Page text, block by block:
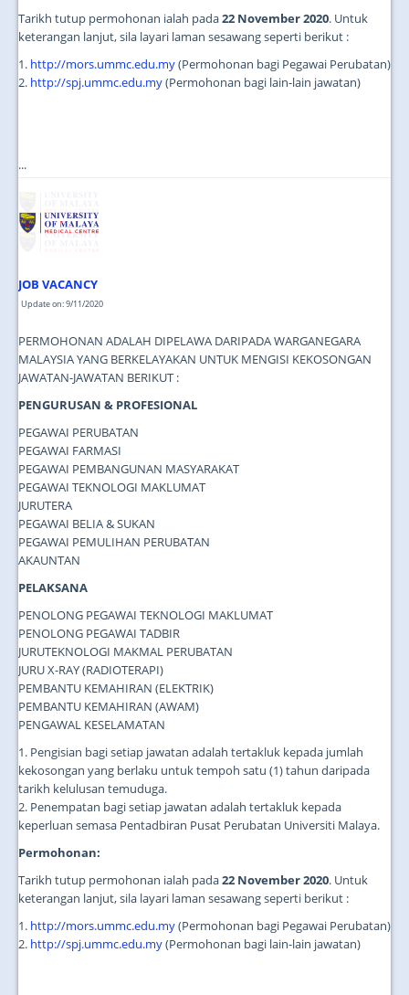
Tarikh tutup permohonan ialah pada22 November 2020. Untuk
keterangan lanjut, sila layari laman sesawang seperti berikut :
1. http://mors.ummc.edu.my(Permohonan bagi Pegawai Perubatan)
2. http://spj.ummc.edu.my(Permohonan bagi lain-lain jawatan)
...
JOB VACANCY
Update on: 9/11/2020
PERMOHONAN ADALAH DIPELAWA DARIPADA WARGANEGARA
MALAYSIA YANG BERKELAYAKAN UNTUK MENGISI KEKOSONGAN
JAWATAN-JAWATAN BERIKUT :
PENGURUSAN & PROFESIONAL
PEGAWAI PERUBATAN
PEGAWAI FARMASI
PEGAWAI PEMBANGUNAN MASYARAKAT
PEGAWAI TEKNOLOGI MAKLUMAT
JURUTERA
PEGAWAI BELIA & SUKAN
PEGAWAI PEMULIHAN PERUBATAN
AKAUNTAN
PELAKSANA
PENOLONG PEGAWAI TEKNOLOGI MAKLUMAT
PENOLONG PEGAWAI TADBIR
JURUTEKNOLOGI MAKMAL PERUBATAN
JURU X-RAY (RADIOTERAPI)
PEMBANTU KEMAHIRAN (ELEKTRIK)
PEMBANTU KEMAHIRAN (AWAM)
PENGAWAL KESELAMATAN
1. Pengisian bagi setiap jawatan adalah tertakluk kepada jumlah
kekosongan yang berlaku untuk tempoh satu (1) tahun daripada
tarikh kelulusan temuduga.
2. Penempatan bagi setiap jawatan adalah tertakluk kepada
keperluan semasa Pentadbiran Pusat Perubatan Universiti Malaya.
Permohonan:
Tarikh tutup permohonan ialah pada22 November 2020. Untuk
keterangan lanjut, sila layari laman sesawang seperti berikut :
1. http://mors.ummc.edu.my(Permohonan bagi Pegawai Perubatan)
2. http://spj.ummc.edu.my(Permohonan bagi lain-lain jawatan)